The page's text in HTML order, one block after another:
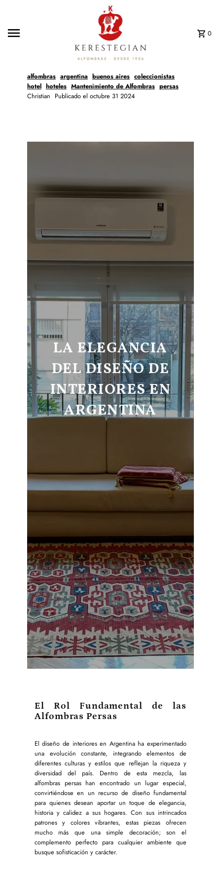
Ir directamente al contenido
0
alfombras argentina buenos aires coleccionistas
hotel hoteles Mantenimiento de Alfombras persas
Christian Publicado el octubre 31 2024
LA ELEGANCIA
DEL DISEÑO DE
INTERIORES EN
ARGENTINA
El Rol Fundamental de las
Alfombras Persas
El diseño de interiores en Argentina ha experimentado
una evolución constante, integrando elementos de
diferentes culturas y estilos que reflejan la riqueza y
diversidad del país. Dentro de esta mezcla, las
alfombras persas han encontrado un lugar especial,
convirtiéndose en un recurso de diseño fundamental
para quienes desean aportar un toque de elegancia,
historia y calidez a sus hogares. Con sus intrincados
patrones y colores vibrantes, estas piezas ofrecen
mucho más que una simple decoración; son el
complemento perfecto para cualquier ambiente que
busque sofisticación y carácter.